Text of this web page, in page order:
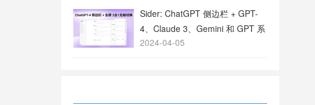
Sider: ChatGPT 侧边栏 + GPT-
4、Claude 3、Gemini 和 GPT 系
列
2024-04-05